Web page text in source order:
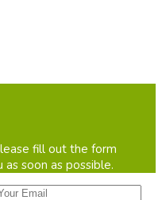
fill out the form
soon as possible.